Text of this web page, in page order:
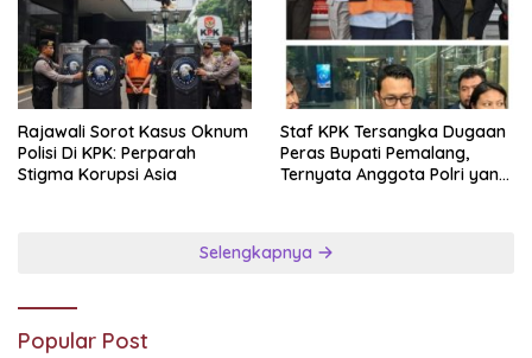
Rajawali Sorot Kasus Oknum
Polisi Di KPK: Perparah
Stigma Korupsi Asia
Staf KPK Tersangka Dugaan
Peras Bupati Pemalang,
Ternyata Anggota Polri yang
Selengkapnya
Popular Post